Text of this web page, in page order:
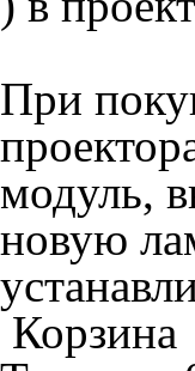
При
модуль,
новую
Корзина